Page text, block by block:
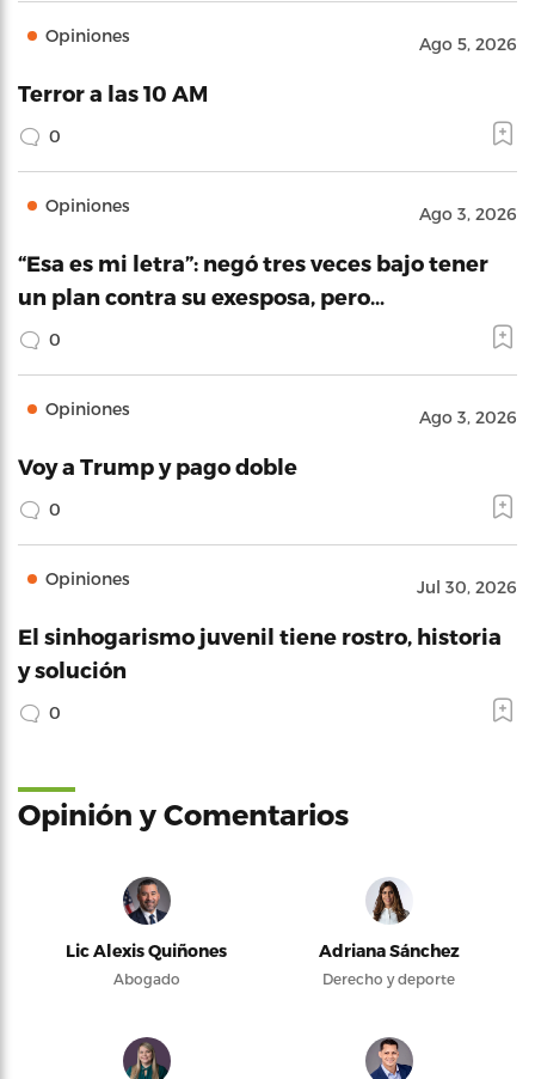
Opiniones Ago 5, 2026
Terror a las 10 AM
0
Opiniones Ago 3, 2026
“Esa es mi letra”: negó tres veces bajo tener
un plan contra su exesposa, pero…
0
Opiniones Ago 3, 2026
Voy a Trump y pago doble
0
Opiniones Jul 30, 2026
El sinhogarismo juvenil tiene rostro, historia
y solución
0
Opinión y Comentarios
Lic Alexis Quiñones
Abogado
Adriana Sánchez
Derecho y deporte